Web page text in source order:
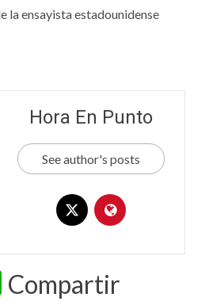
la ensayista estadounidense
Hora En Punto
See author's posts
WhatsApp
Compartir